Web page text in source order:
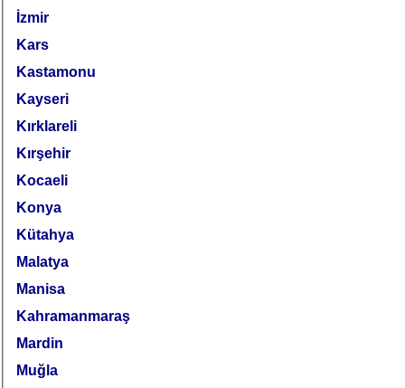
İzmir
Kars
Kastamonu
Kayseri
Kırklareli
Kırşehir
Kocaeli
Konya
Kütahya
Malatya
Manisa
Kahramanmaraş
Mardin
Muğla